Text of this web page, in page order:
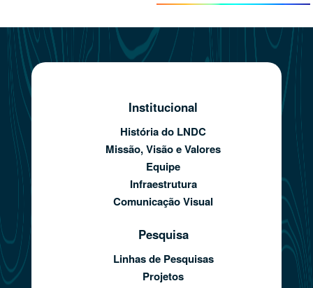
Institucional
História do LNDC
Missão, Visão e Valores
Equipe
Infraestrutura
Comunicação Visual
Pesquisa
Linhas de Pesquisas
Projetos